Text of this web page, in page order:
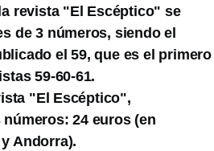
revista "El Escéptico" se
de 3 números, siendo el
el 59, que es el primero
59-60-61.
"El Escéptico",
24 euros (en
Andorra).